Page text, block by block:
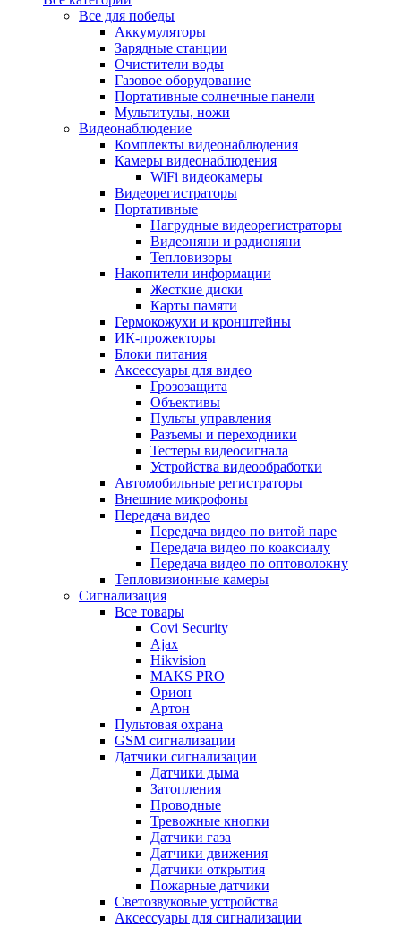
Все для победы
Аккумуляторы
Зарядные станции
Очистители воды
Газовое оборудование
Портативные солнечные панели
Мультитулы, ножи
Видеонаблюдение
Комплекты видеонаблюдения
Камеры видеонаблюдения
WiFi видеокамеры
Видеорегистраторы
Портативные
Нагрудные видеорегистраторы
Видеоняни и радионяни
Тепловизоры
Накопители информации
Жесткие диски
Карты памяти
Гермокожухи и кронштейны
ИК-прожекторы
Блоки питания
Аксессуары для видео
Грозозащита
Объективы
Пульты управления
Разъемы и переходники
Тестеры видеосигнала
Устройства видеообработки
Автомобильные регистраторы
Внешние микрофоны
Передача видео
Передача видео по витой паре
Передача видео по коаксиалу
Передача видео по оптоволокну
Тепловизионные камеры
Сигнализация
Все товары
Covi Security
Ajax
Hikvision
MAKS PRO
Орион
Артон
Пультовая охрана
GSM сигнализации
Датчики сигнализации
Датчики дыма
Затопления
Проводные
Тревожные кнопки
Датчики газа
Датчики движения
Датчики открытия
Пожарные датчики
Светозвуковые устройства
Аксессуары для сигнализации